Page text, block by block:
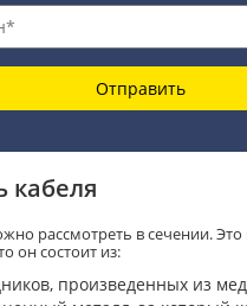
Отправить
кабеля
рассмотреть в сечении. Это
он состоит из:
произведенных из